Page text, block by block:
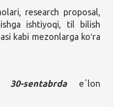
research proposal,
ishtiyoqi, til bilish
kabi mezonlarga koʻra
30-sentabrda
eʼlon